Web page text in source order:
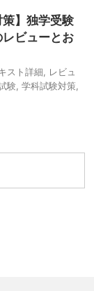
策】独学受験
ビューとお
スト詳細
レビュ
験 学科試験対策